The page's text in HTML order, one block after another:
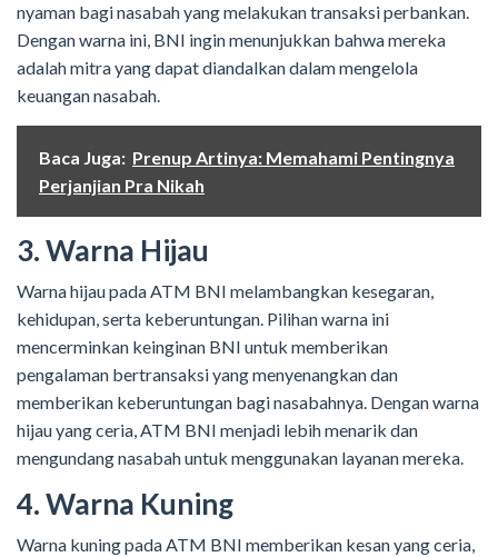
nyaman bagi nasabah yang melakukan transaksi perbankan.
Dengan warna ini, BNI ingin menunjukkan bahwa mereka
adalah mitra yang dapat diandalkan dalam mengelola
keuangan nasabah.
Baca Juga: Prenup Artinya: Memahami Pentingnya
Perjanjian Pra Nikah
3. Warna Hijau
Warna hijau pada ATM BNI melambangkan kesegaran,
kehidupan, serta keberuntungan. Pilihan warna ini
mencerminkan keinginan BNI untuk memberikan
pengalaman bertransaksi yang menyenangkan dan
memberikan keberuntungan bagi nasabahnya. Dengan warna
hijau yang ceria, ATM BNI menjadi lebih menarik dan
mengundang nasabah untuk menggunakan layanan mereka.
4. Warna Kuning
Warna kuning pada ATM BNI memberikan kesan yang ceria,